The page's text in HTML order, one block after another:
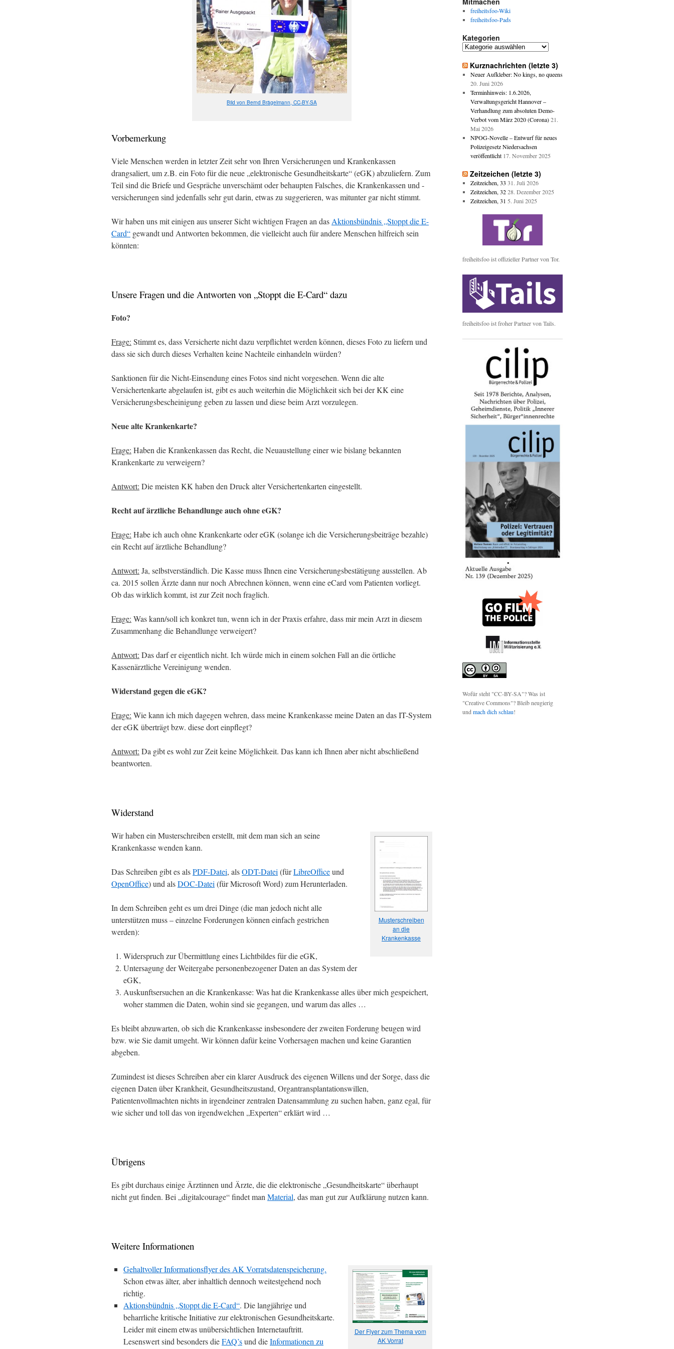
Bild von Bernd Brägelmann, CC-BY-SA
Vorbemerkung
Viele Menschen werden in letzter Zeit sehr von Ihren Versicherungen und Krankenkassen
drangsaliert, um z.B. ein Foto für die neue „elektronische Gesundheitskarte“ (eGK) abzuliefern. Zum
Teil sind die Briefe und Gespräche unverschämt oder behaupten Falsches, die Krankenkassen und -
versicherungen sind jedenfalls sehr gut darin, etwas zu suggerieren, was mitunter gar nicht stimmt.
Wir haben uns mit einigen aus unserer Sicht wichtigen Fragen an das Aktionsbündnis „Stoppt die E-
Card“ gewandt und Antworten bekommen, die vielleicht auch für andere Menschen hilfreich sein
könnten:
Unsere Fragen und die Antworten von „Stoppt die E-Card“ dazu
Foto?
Frage: Stimmt es, dass Versicherte nicht dazu verpflichtet werden können, dieses Foto zu liefern und
dass sie sich durch dieses Verhalten keine Nachteile einhandeln würden?
Sanktionen für die Nicht-Einsendung eines Fotos sind nicht vorgesehen. Wenn die alte
Versichertenkarte abgelaufen ist, gibt es auch weiterhin die Möglichkeit sich bei der KK eine
Versicherungsbescheinigung geben zu lassen und diese beim Arzt vorzulegen.
Neue alte Krankenkarte?
Frage: Haben die Krankenkassen das Recht, die Neuaustellung einer wie bislang bekannten
Krankenkarte zu verweigern?
Antwort: Die meisten KK haben den Druck alter Versichertenkarten eingestellt.
Recht auf ärztliche Behandlunge auch ohne eGK?
Frage: Habe ich auch ohne Krankenkarte oder eGK (solange ich die Versicherungsbeiträge bezahle)
ein Recht auf ärztliche Behandlung?
Antwort: Ja, selbstverständlich. Die Kasse muss Ihnen eine Versicherungsbestätigung ausstellen. Ab
ca. 2015 sollen Ärzte dann nur noch Abrechnen können, wenn eine eCard vom Patienten vorliegt.
Ob das wirklich kommt, ist zur Zeit noch fraglich.
Frage: Was kann/soll ich konkret tun, wenn ich in der Praxis erfahre, dass mir mein Arzt in diesem
Zusammenhang die Behandlunge verweigert?
Antwort: Das darf er eigentlich nicht. Ich würde mich in einem solchen Fall an die örtliche
Kassenärztliche Vereinigung wenden.
Widerstand gegen die eGK?
Frage: Wie kann ich mich dagegen wehren, dass meine Krankenkasse meine Daten an das IT-System
der eGK überträgt bzw. diese dort einpflegt?
Antwort: Da gibt es wohl zur Zeit keine Möglichkeit. Das kann ich Ihnen aber nicht abschließend
beantworten.
Widerstand
Musterschreiben
an die
Krankenkasse
Wir haben ein Musterschreiben erstellt, mit dem man sich an seine
Krankenkasse wenden kann.
Das Schreiben gibt es alsPDF-Datei, alsODT-Datei (fürLibreOfficeund
OpenOffice) und alsDOC-Datei (für Microsoft Word) zum Herunterladen.
In dem Schreiben geht es um drei Dinge (die man jedoch nicht alle
unterstützen muss – einzelne Forderungen können einfach gestrichen
werden):
Widerspruch zur Übermittlung eines Lichtbildes für die eGK,
Untersagung der Weitergabe personenbezogener Daten an das System der
eGK,
Auskunftsersuchen an die Krankenkasse: Was hat die Krankenkasse alles über mich gespeichert,
woher stammen die Daten, wohin sind sie gegangen, und warum das alles …
Es bleibt abzuwarten, ob sich die Krankenkasse insbesondere der zweiten Forderung beugen wird
bzw. wie Sie damit umgeht. Wir können dafür keine Vorhersagen machen und keine Garantien
abgeben.
Zumindest ist dieses Schreiben aber ein klarer Ausdruck des eigenen Willens und der Sorge, dass die
eigenen Daten über Krankheit, Gesundheitszustand, Organtransplantationswillen,
Patientenvollmachten nichts in irgendeiner zentralen Datensammlung zu suchen haben, ganz egal, für
wie sicher und toll das von irgendwelchen „Experten“ erklärt wird …
Übrigens
Es gibt durchaus einige Ärztinnen und Ärzte, die die elektronische „Gesundheitskarte“ überhaupt
nicht gut finden. Bei „digitalcourage“ findet man Material, das man gut zur Aufklärung nutzen kann.
Weitere Informationen
Der Flyer zum Thema vom
AK Vorrat
Gehaltvoller Informationsflyer des AK Vorratsdatenspeicherung.
Schon etwas älter, aber inhaltlich dennoch weitestgehend noch
richtig.
Aktionsbündnis „Stoppt die E-Card“. Die langjährige und
beharrliche kritische Initiative zur elektronischen Gesundheitskarte.
Leider mit einem etwas unübersichtlichen Internetauftritt.
Lesenswert sind besonders dieFAQ’sund dieInformationen zu
freiheitsfoo-Wiki
freiheitsfoo-Pads
Kategorien
Kategorien
Kurznachrichten (letzte 3)
Neuer Aufkleber: No kings, no queens
20. Juni 2026
Terminhinweis: 1.6.2026,
Verwaltungsgericht Hannover –
Verhandlung zum absoluten Demo-
Verbot vom März 2020 (Corona) 21.
Mai 2026
NPOG-Novelle – Entwurf für neues
Polizeigesetz Niedersachsen
veröffentlicht 17. November 2025
Zeitzeichen (letzte 3)
Zeitzeichen, 33 31. Juli 2026
Zeitzeichen, 32 28. Dezember 2025
Zeitzeichen, 31 5. Juni 2025
freiheitsfoo ist offizieller Partner von Tor.
freiheitsfoo ist froher Partner von Tails.
Wofür steht "CC-BY-SA"? Was ist
"Creative Commons"? Bleib neugierig
undmach dich schlau!